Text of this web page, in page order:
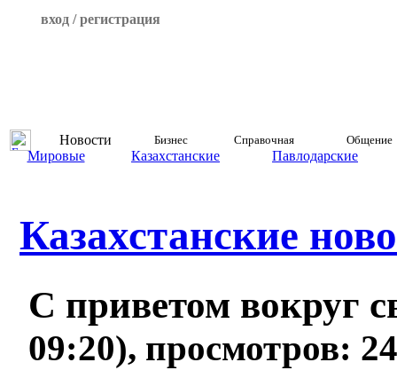
вход / регистрация
Новости Бизнес Справочная Общение
Мировые Казахстанские Павлодарские
Казахстанские
С приветом вокруг
09:20), просмотров: